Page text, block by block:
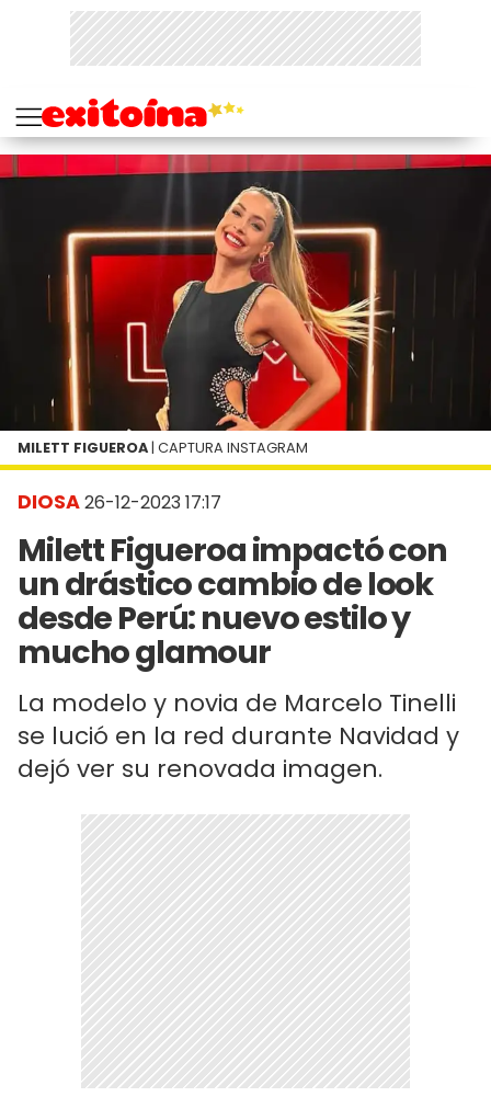
DIOSA26-12-2023 17:17
Milett Figueroa impactó con
un drástico cambio de look
desde Perú: nuevo estilo y
mucho glamour
La modelo y novia de Marcelo Tinelli
se lució en la red durante Navidad y
dejó ver su renovada imagen.
MILETT FIGUEROA | CAPTURA INSTAGRAM